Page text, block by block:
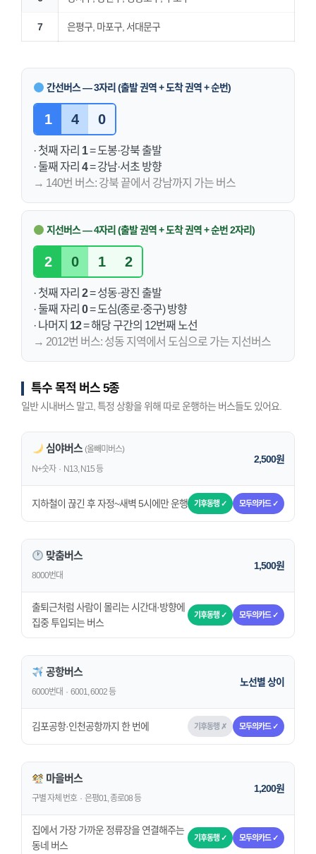
7 은평구, 마포구, 서대문구
간선버스 — 3자리 (출발 권역 + 도착 권역 + 순번)
1 4 0
· 첫째 자리 1= 도봉·강북 출발
· 둘째 자리 4= 강남·서초 방향
→ 140번 버스: 강북 끝에서 강남까지 가는 버스
지선버스 — 4자리 (출발 권역 + 도착 권역 + 순번 2자리)
2 0 1 2
· 첫째 자리 2= 성동·광진 출발
· 둘째 자리 0= 도심(종로·중구) 방향
· 나머지 12= 해당 구간의 12번째 노선
→ 2012번 버스: 성동 지역에서 도심으로 가는 지선버스
특수 목적 버스 5종
일반 시내버스 말고, 특정 상황을 위해 따로 운행하는 버스들도 있어요.
심야버스(올빼미버스)
N+숫자 · N13, N15 등
2,500원
지하철이 끊긴 후 자정~새벽 5시에만 운행 기후동행 ✓ 모두의카드 ✓
맞춤버스
8000번대
1,500원
출퇴근처럼 사람이 몰리는 시간대·방향에
집중 투입되는 버스
기후동행 ✓ 모두의카드 ✓
공항버스
6000번대 · 6001, 6002 등
노선별 상이
김포공항·인천공항까지 한 번에 기후동행 ✗ 모두의카드 ✓
마을버스
구별 자체 번호 · 은평01, 종로08 등
1,200원
집에서 가장 가까운 정류장을 연결해주는
동네 버스
기후동행 ✓ 모두의카드 ✓